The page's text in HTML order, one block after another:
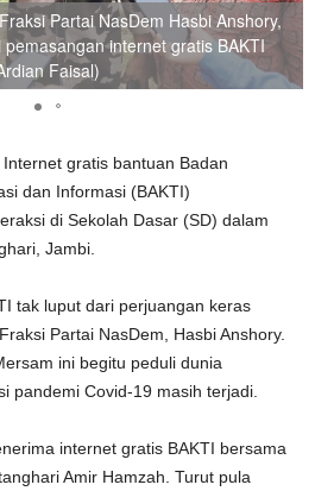
Partai NasDem Hasbi Anshory,
internet gratis BAKTI
Faisal)
Internet gratis bantuan Badan
dan Informasi (BAKTI)
di Sekolah Dasar (SD) dalam
Jambi.
tak luput dari perjuangan keras
Partai NasDem, Hasbi Anshory.
ini begitu peduli dunia
pandemi Covid-19 masih terjadi.
internet gratis BAKTI bersama
Amir Hamzah. Turut pula